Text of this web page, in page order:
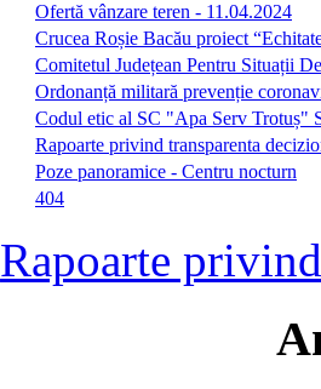
Ofertă vânzare teren - 11.04.2024
Crucea Roșie Bacău proiect
Comitetul Județean Pentru Situații
Ordonanță militară prevenție
Codul etic al SC "Apa Serv Trotuș"
Rapoarte privind transparenta
Poze panoramice - Centru nocturn
404
Rapoarte